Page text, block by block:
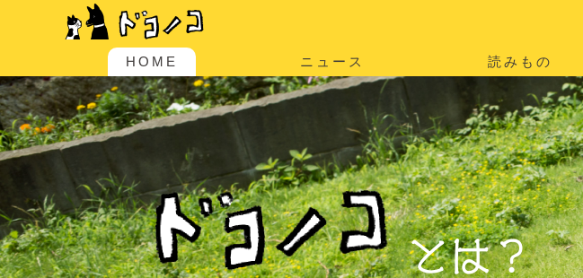
HOME ニュース 読みもの